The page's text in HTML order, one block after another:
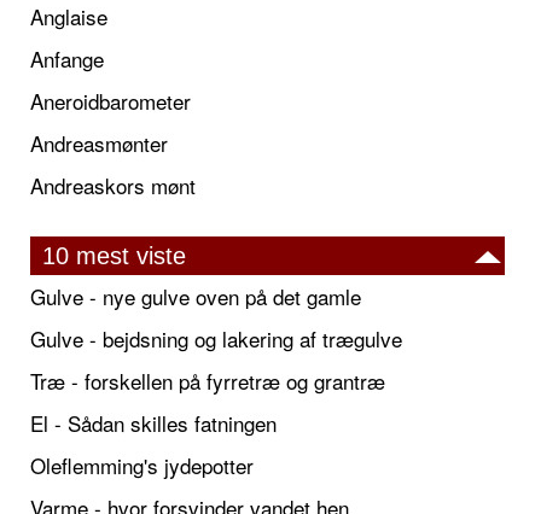
Anglaise
Anfange
Aneroidbarometer
Andreasmønter
Andreaskors mønt
10 mest viste
Gulve - nye gulve oven på det gamle
Gulve - bejdsning og lakering af trægulve
Træ - forskellen på fyrretræ og grantræ
El - Sådan skilles fatningen
Oleflemming's jydepotter
Varme - hvor forsvinder vandet hen